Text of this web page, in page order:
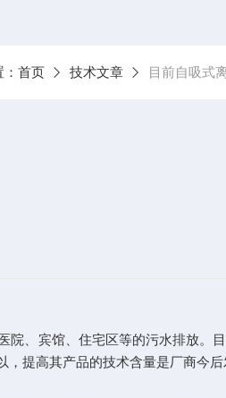
首页 技术文章 目前自吸式
、宾馆、住宅区等的污水排放。
提高其产品的技术含量是厂商今后